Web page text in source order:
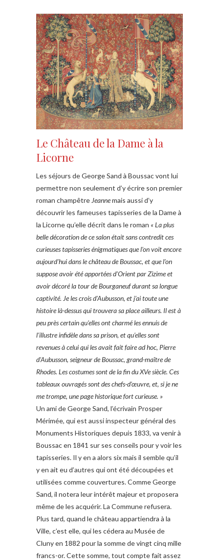
Le Château de la Dame à la
Licorne
Les séjours de George Sand à Boussac vont lui
permettre non seulement d’y écrire son premier
roman champêtre Jeannemais aussi d’y
découvrir les fameuses tapisseries de la Dame à
la Licorne qu’elle décrit dans le roman « La plus
belle décoration de ce salon était sans contredit ces
curieuses tapisseries énigmatiques que l’on voit encore
aujourd’hui dans le château de Boussac, et que l’on
suppose avoir été apportées d’Orient par Zizime et
avoir décoré la tour de Bourganeuf durant sa longue
captivité. Je les crois d’Aubusson, et j’ai toute une
histoire là-dessus qui trouvera sa place ailleurs. Il est à
peu près certain qu’elles ont charmé les ennuis de
l’illustre infidèle dans sa prison, et qu’elles sont
revenues à celui qui les avait fait faire ad hoc, Pierre
d’Aubusson, seigneur de Boussac, grand-maître de
Rhodes. Les costumes sont de la fin du XVe siècle. Ces
tableaux ouvragés sont des chefs-d’œuvre, et, si je ne
me trompe, une page historique fort curieuse. »
Un ami de George Sand, l’écrivain Prosper
Mérimée, qui est aussi inspecteur général des
Monuments Historiques depuis 1833, va venir à
Boussac en 1841 sur ses conseils pour y voir les
tapisseries. Il y en a alors six mais il semble qu’il
y en ait eu d’autres qui ont été découpées et
utilisées comme couvertures. Comme George
Sand, il notera leur intérêt majeur et proposera
même de les acquérir. La Commune refusera.
Plus tard, quand le château appartiendra à la
Ville, c’est elle, qui les cédera au Musée de
Cluny en 1882 pour la somme de vingt cinq mille
francs-or. Cette somme, tout compte fait assez